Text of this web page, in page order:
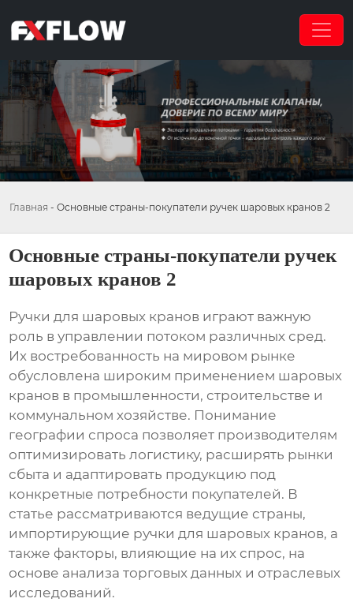
Главная - Основные страны-покупатели ручек шаровых кранов 2
Основные страны-покупатели ручек
шаровых кранов 2
Ручки для шаровых кранов играют важную
роль в управлении потоком различных сред.
Их востребованность на мировом рынке
обусловлена широким применением шаровых
кранов в промышленности, строительстве и
коммунальном хозяйстве. Понимание
географии спроса позволяет производителям
оптимизировать логистику, расширять рынки
сбыта и адаптировать продукцию под
конкретные потребности покупателей. В
статье рассматриваются ведущие страны,
импортирующие ручки для шаровых кранов, а
также факторы, влияющие на их спрос, на
основе анализа торговых данных и отраслевых
исследований.